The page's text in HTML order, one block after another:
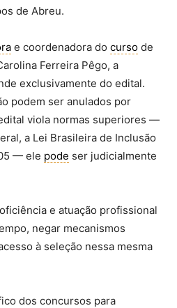
de Abreu.
e coordenadora do curso de
Ferreira Pêgo, a
exclusivamente do edital.
podem ser anulados por
viola normas superiores —
a Lei Brasileira de Inclusão
— ele pode ser judicialmente
e atuação profissional
negar mecanismos
à seleção nessa mesma
dos concursos para